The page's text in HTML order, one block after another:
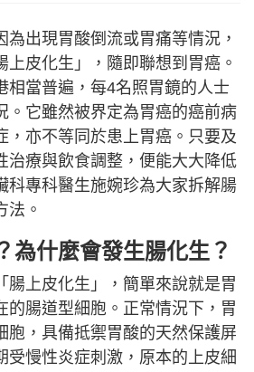
為出現胃酸倒流或胃痛等情況，
上皮化生」，隨即聯想到胃癌。
相當普遍，每4名照胃鏡的人士
。它雖然被界定為胃癌的癌前病
，亦不等同於患上胃癌。只要及
治療與飲食調整，便能大大降低
科專科醫生施婉珍為大家拆解腸
法。
為什麼會發生腸化生？
腸上皮化生」，簡單來說就是胃
的腸道型細胞。正常情況下，胃
胞，具備抵禦胃酸的天然保護屏
受慢性炎症刺激，原本的上皮細